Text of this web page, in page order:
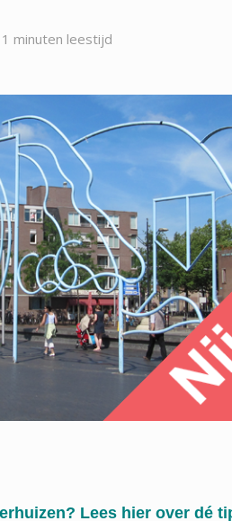
1 minuten leestijd
Lees hier over dé